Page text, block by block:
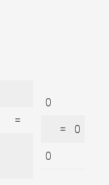
=
0
= 0
0